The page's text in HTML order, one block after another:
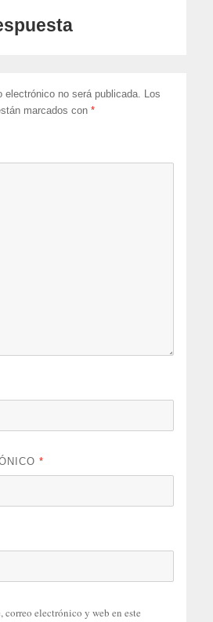
electrónico no será publicada. Los
marcados con*
*
correo electrónico y web en este